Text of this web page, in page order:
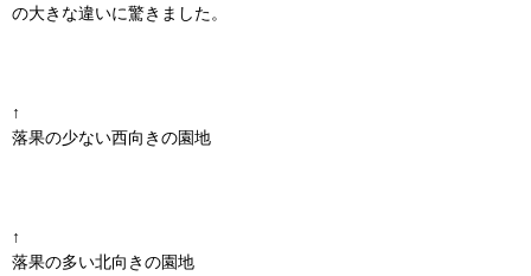
の大きな違いに驚きました。
↑
落果の少ない西向きの園地
↑
落果の多い北向きの園地